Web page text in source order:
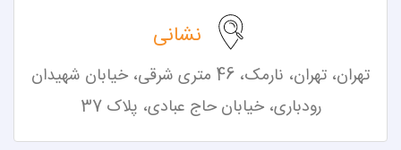
نشانی
تهران، تهران،
نارمک، 46 متری شرقی، خیابان شهیدان
رودباری، خیابان حاج عبادی، پلاک 37